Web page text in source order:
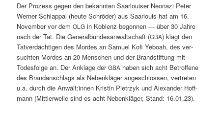
Der Prozess gegen den bekan­nten Saar­louis­er Neon­azi Peter
Wern­er Schlap­pal (heute Schröder) aus Saar­louis hat am 16.
Novem­ber vor demOLG in Koblenz begonnen — über 30 Jahre
nach der Tat. Die Gen­er­al­bun­de­san­waltschaft (GBA) klagt den
Tatverdächti­gen des Mordes an Samuel Kofi Yeboah, des ver­
sucht­en Mordes an 20 Men­schen und der Brand­s­tiftung mit
Todes­folge an. Der Anklage derGBA haben sich acht Betrof­fene
des Bran­dan­schlags als Neben­kläger angeschlossen, vertreten
u.a. durch die Anwält:innen Kristin Pietrzyk und Alexan­der Hoff­
mann (Mit­tler­weile sind es acht Neben­kläger, Stand: 16.01.23).